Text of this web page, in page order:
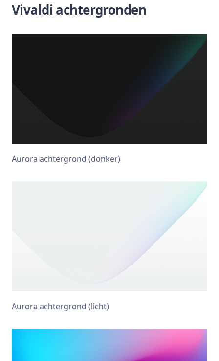
Vivaldi achtergronden
Aurora achtergrond (donker)
Aurora achtergrond (licht)